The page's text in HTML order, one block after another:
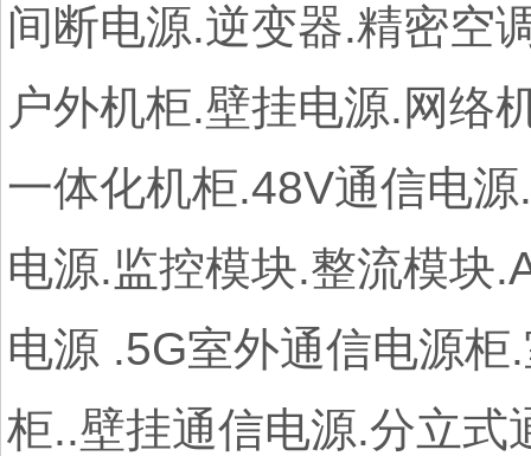
间断电源.逆变器.精密空
户外机柜.壁挂电源.网络
一体化机柜.48V通信电
电源.监控模块.整流模块
电源 .5G室外通信电源
柜..壁挂通信电源.分立式